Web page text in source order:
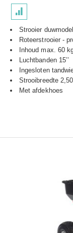
Strooier
Roteerstrooier -
Inhoud max. 60
Luchtbanden 15’’
Ingesloten
Strooibreedte
Met afdekhoes